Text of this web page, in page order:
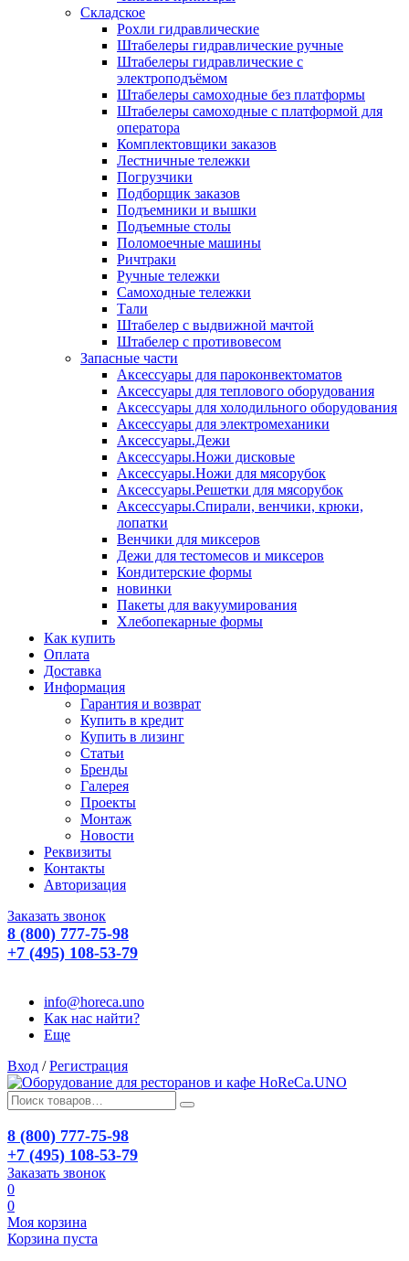
Складское
Рохли гидравлические
Штабелеры гидравлические ручные
Штабелеры гидравлические с
электроподъёмом
Штабелеры самоходные без платформы
Штабелеры самоходные с платформой для
оператора
Комплектовщики заказов
Лестничные тележки
Погрузчики
Подборщик заказов
Подъемники и вышки
Подъемные столы
Поломоечные машины
Ричтраки
Ручные тележки
Самоходные тележки
Тали
Штабелер с выдвижной мачтой
Штабелер с противовесом
Запасные части
Аксессуары для пароконвектоматов
Аксессуары для теплового оборудования
Аксессуары для холодильного оборудования
Аксессуары для электромеханики
Аксессуары.Дежи
Аксессуары.Ножи дисковые
Аксессуары.Ножи для мясорубок
Аксессуары.Решетки для мясорубок
Аксессуары.Спирали, венчики, крюки,
лопатки
Венчики для миксеров
Дежи для тестомесов и миксеров
Кондитерские формы
новинки
Пакеты для вакуумирования
Хлебопекарные формы
Как купить
Оплата
Доставка
Информация
Гарантия и возврат
Купить в кредит
Купить в лизинг
Статьи
Бренды
Галерея
Проекты
Монтаж
Новости
Реквизиты
Контакты
Авторизация
Заказать звонок
8 (800) 777-75-98
+7 (495) 108-53-79
info@horeca.uno
Как нас найти?
Еще
Вход / Регистрация
8 (800) 777-75-98
+7 (495) 108-53-79
Заказать звонок
0
0
Моя корзина
Корзина пуста